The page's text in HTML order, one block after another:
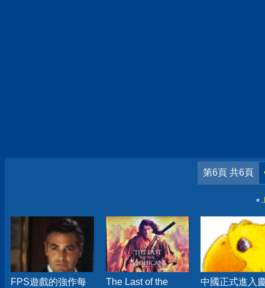
第6頁 共6頁
«
FPS遊戲的強作每
The Last of the
中國正式進入